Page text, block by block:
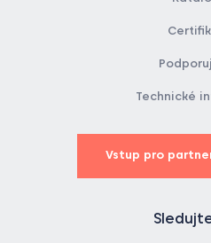
Technické
Vstup pro